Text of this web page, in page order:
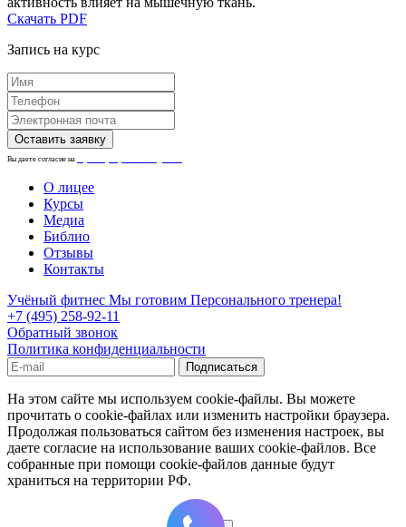
Скачать PDF
Запись на курс
Вы даете согласие на
О лицее
Курсы
Медиа
Библио
Отзывы
Контакты
Учёный фитнес Мы готовим Персонального тренера!
+7 (495) 258-92-11
Обратный звонок
Политика конфиденциальности
На этом сайте мы используем cookie-файлы. Вы можете
прочитать о cookie-файлах или изменить настройки браузера.
Продолжая пользоваться сайтом без изменения настроек, вы
даете согласие на использование ваших cookie-файлов. Все
собранные при помощи cookie-файлов данные будут
храниться на территории РФ.